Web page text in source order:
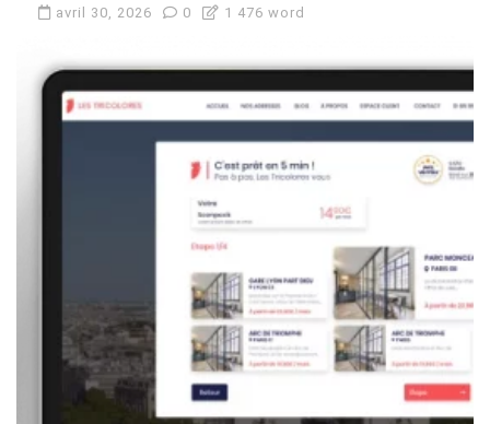
avril 30, 2026 0 1 476 word